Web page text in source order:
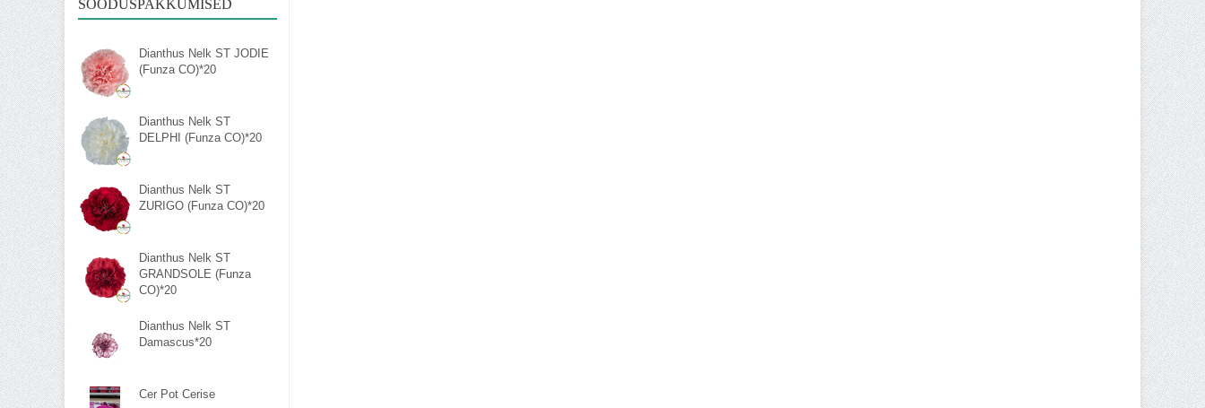
SOODUSPAKKUMISED
Dianthus Nelk ST JODIE
(Funza CO)*20
Dianthus Nelk ST
DELPHI (Funza CO)*20
Dianthus Nelk ST
ZURIGO (Funza CO)*20
Dianthus Nelk ST
GRANDSOLE (Funza
CO)*20
Dianthus Nelk ST
Damascus*20
Cer Pot Cerise